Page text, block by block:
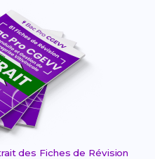
des Fiches de Révision